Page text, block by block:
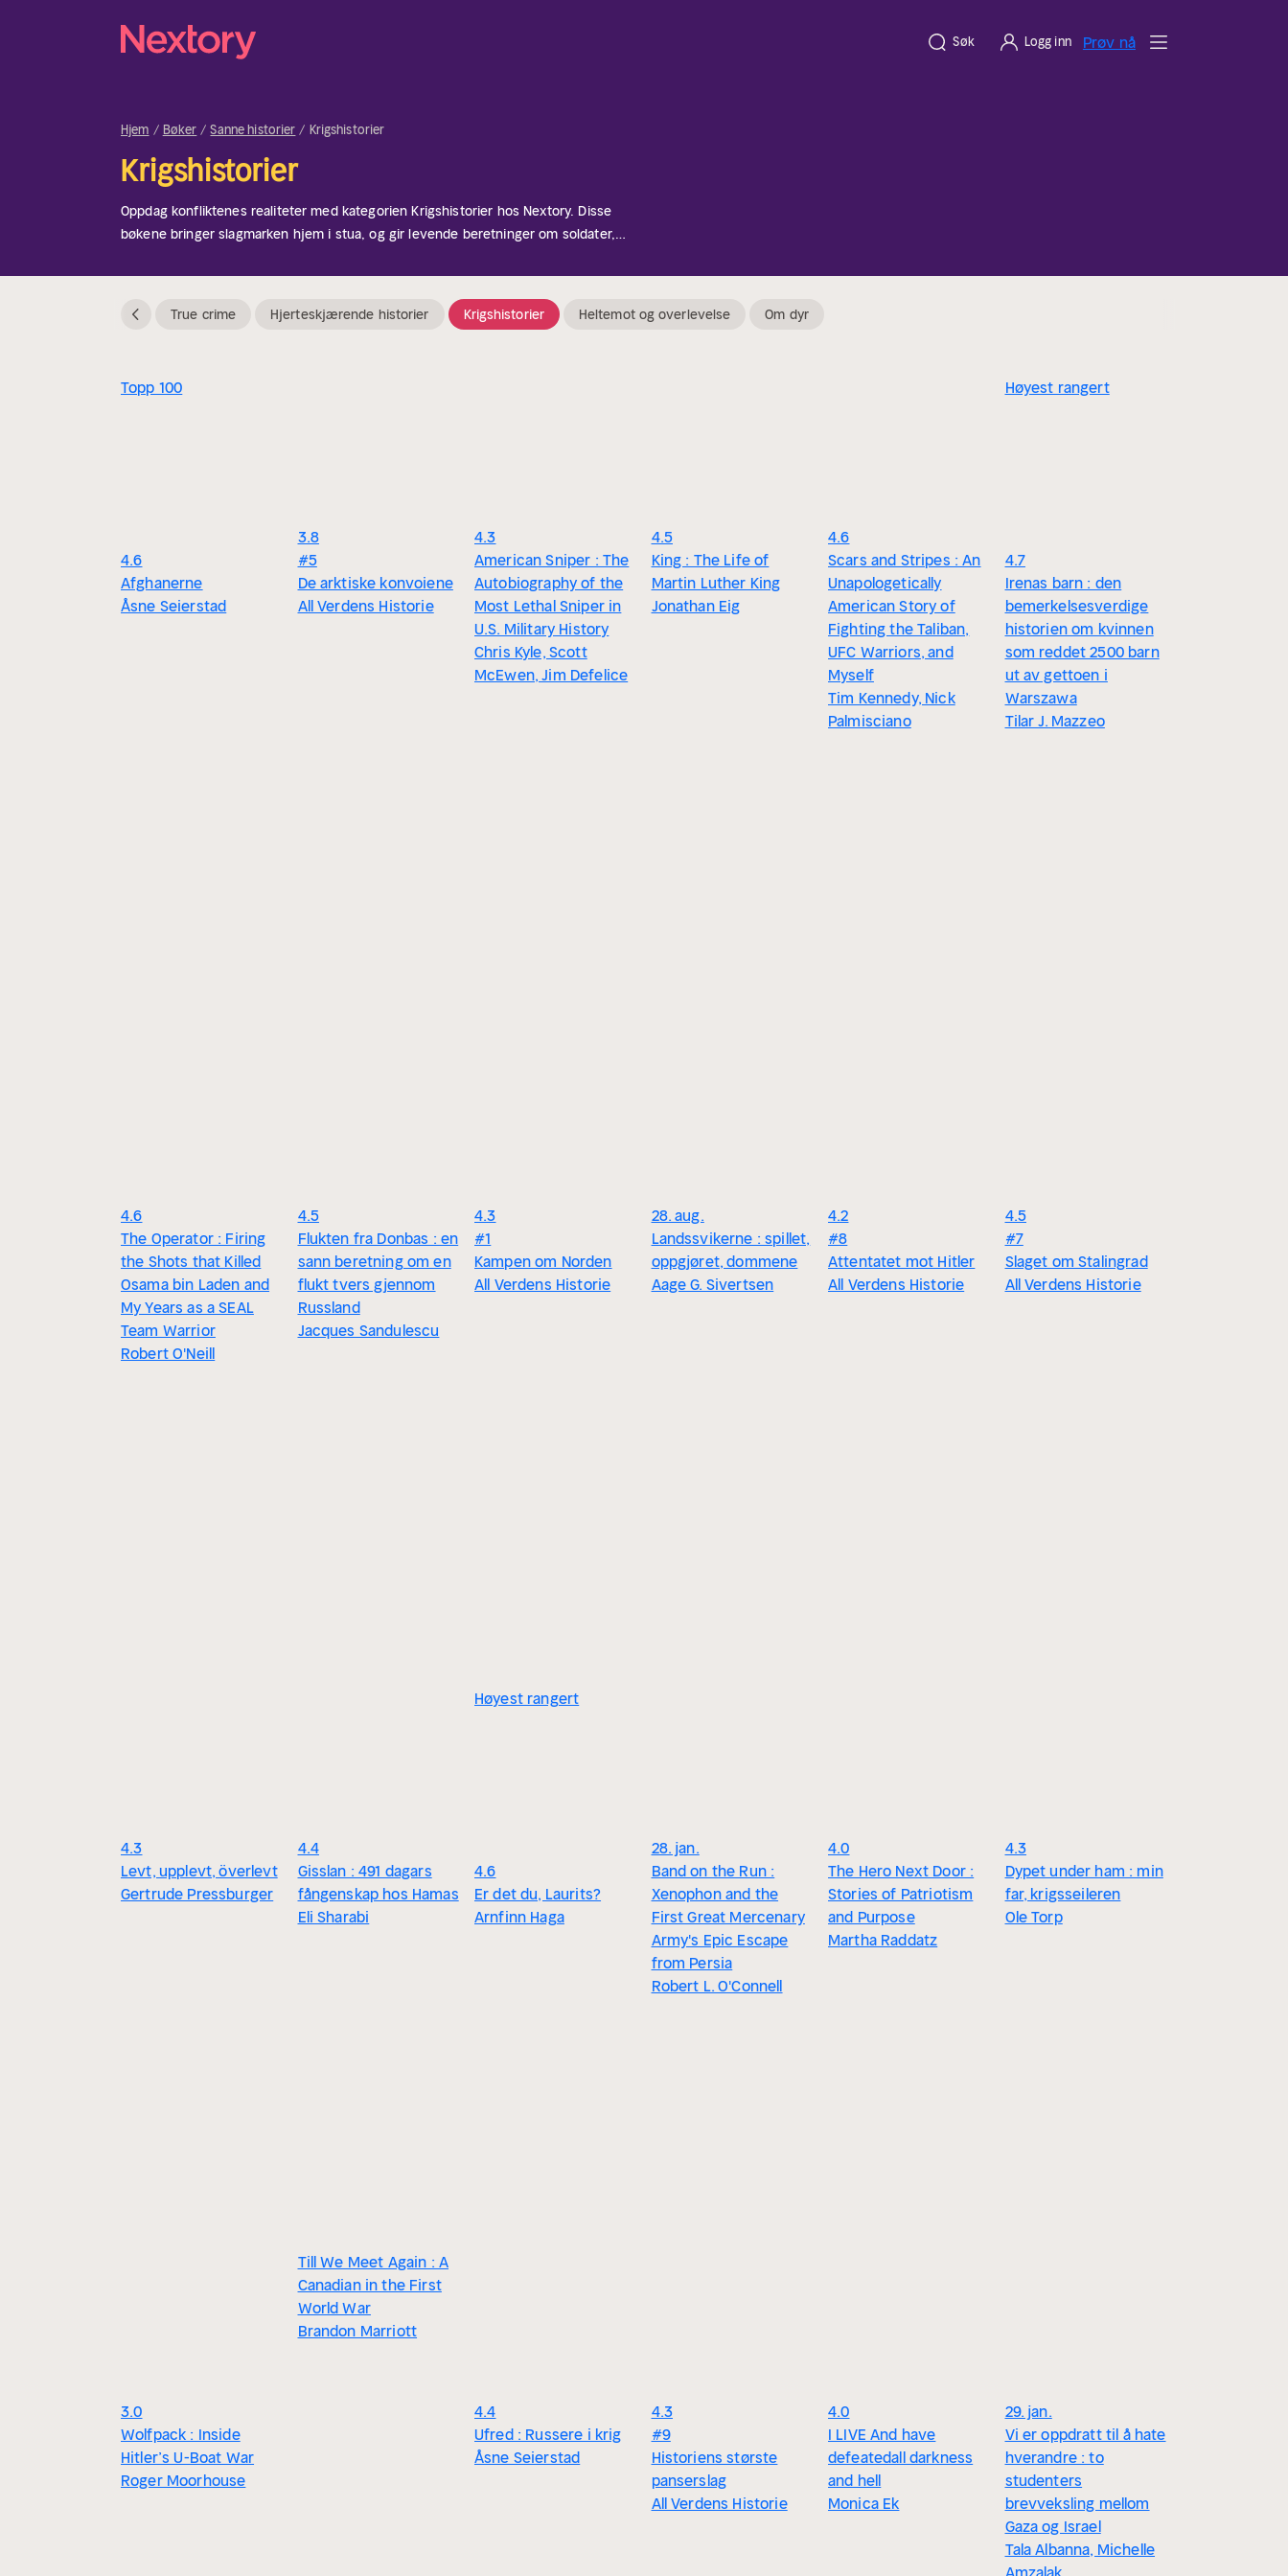
Søk Logg inn Prøv nå
Hjem Bøker Sanne historier Krigshistorier
Krigshistorier
Oppdag konfliktenes realiteter med kategorien Krigshistorier hos Nextory. Disse
bøkene bringer slagmarken hjem i stua, og gir levende beretninger om soldater,
interessert i verdenshistorie, moderne konflikter eller historier fra soldatene som
har tjenestegjort, gir denne kategorien en fascinerende utforskning av krigens
mange fasetter.
True crime Hjerteskjærende historier Krigshistorier Heltemot og overlevelse Om dyr
Topp 100
4.6
Afghanerne
Åsne Seierstad
3.8
#5
De arktiske konvoiene
All Verdens Historie
4.3
American Sniper : The
Autobiography of the
Most Lethal Sniper in
U.S. Military History
Chris Kyle, Scott
McEwen, Jim Defelice
4.5
King : The Life of
Martin Luther King
Jonathan Eig
4.6
Scars and Stripes : An
Unapologetically
American Story of
Fighting the Taliban,
UFC Warriors, and
Myself
Tim Kennedy, Nick
Palmisciano
Høyest rangert
4.7
Irenas barn : den
bemerkelsesverdige
historien om kvinnen
som reddet 2500 barn
ut av gettoen i
Warszawa
Tilar J. Mazzeo
4.6
The Operator : Firing
the Shots that Killed
Osama bin Laden and
My Years as a SEAL
Team Warrior
Robert O'Neill
4.5
Flukten fra Donbas : en
sann beretning om en
flukt tvers gjennom
Russland
Jacques Sandulescu
4.3
#1
Kampen om Norden
All Verdens Historie
28. aug.
Landssvikerne : spillet,
oppgjøret, dommene
Aage G. Sivertsen
4.2
#8
Attentatet mot Hitler
All Verdens Historie
4.5
#7
Slaget om Stalingrad
All Verdens Historie
4.3
Levt, upplevt, överlevt
Gertrude Pressburger
4.4
Gisslan : 491 dagars
fångenskap hos Hamas
Eli Sharabi
Høyest rangert
4.6
Er det du, Laurits?
Arnfinn Haga
28. jan.
Band on the Run :
Xenophon and the
First Great Mercenary
Army's Epic Escape
from Persia
Robert L. O'Connell
4.0
The Hero Next Door :
Stories of Patriotism
and Purpose
Martha Raddatz
4.3
Dypet under ham : min
far, krigsseileren
Ole Torp
3.0
Wolfpack : Inside
Hitler’s U-Boat War
Roger Moorhouse
Till We Meet Again : A
Canadian in the First
World War
Brandon Marriott
4.4
Ufred : Russere i krig
Åsne Seierstad
4.3
#9
Historiens største
panserslag
All Verdens Historie
4.0
I LIVE And have
defeatedall darkness
and hell
Monica Ek
29. jan.
Vi er oppdratt til å hate
hverandre : to
studenters
brevveksling mellom
Gaza og Israel
Tala Albanna, Michelle
Amzalak